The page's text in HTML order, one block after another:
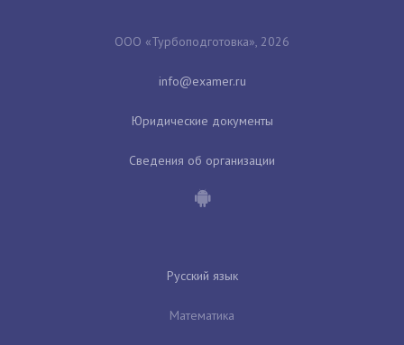
ООО «Турбоподготовка», 2026
Юридические документы
Сведения об организации
Русский язык
Математика